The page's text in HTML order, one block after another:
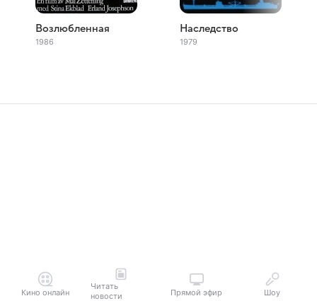
Возлюбленная
1986
Наследство
1979
Кино онлайн
Читать
новости
Прямой эфир Шоу